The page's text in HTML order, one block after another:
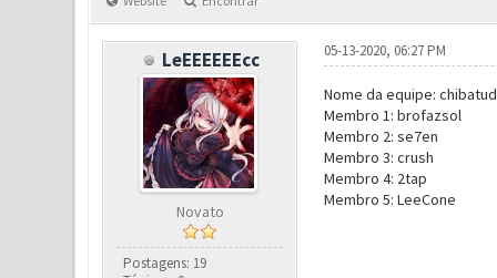
LeEEEEEEcc
Novato
Postagens: 19
05-13-2020, 06:27 PM
Nome da equipe:
Membro 1: brofazsol
Membro 2: se7en
Membro 3: crush
Membro 4: 2tap
Membro 5: LeeCone